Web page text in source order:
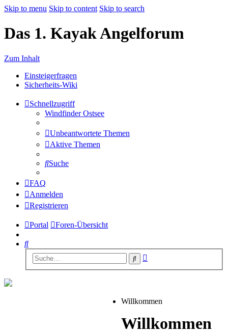
Skip to menu Skip to content Skip to search
Das 1. Kayak Angelforum
Zum Inhalt
Einsteigerfragen
Sicherheits-Wiki
Schnellzugriff
Windfinder Ostsee
Unbeantwortete Themen
Aktive Themen
Suche
FAQ
Anmelden
Registrieren
Portal Foren-Übersicht
Suche
Suche
Willkommen
Willkommen